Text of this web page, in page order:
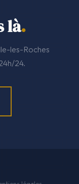
là.
les-Roches
24.